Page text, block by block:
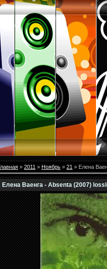
» 2011 » Ноябрь » 21 » Елена
Елена Ваенга - Absenta (2007)